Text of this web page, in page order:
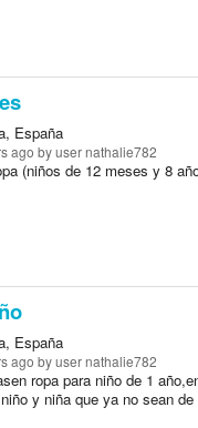
España
ago by user nathalie782
(niños de 12 meses y 8
España
ago by user nathalie782
ropa para niño de 1
y niña que ya no sean de